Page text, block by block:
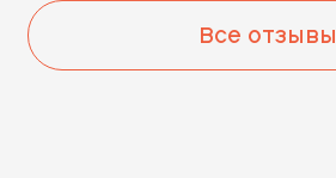
Все отзывы